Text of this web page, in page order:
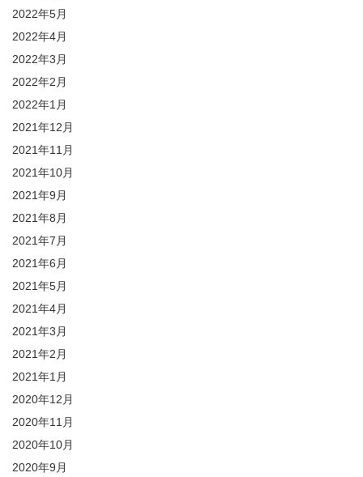
2022年5月
2022年4月
2022年3月
2022年2月
2022年1月
2021年12月
2021年11月
2021年10月
2021年9月
2021年8月
2021年7月
2021年6月
2021年5月
2021年4月
2021年3月
2021年2月
2021年1月
2020年12月
2020年11月
2020年10月
2020年9月